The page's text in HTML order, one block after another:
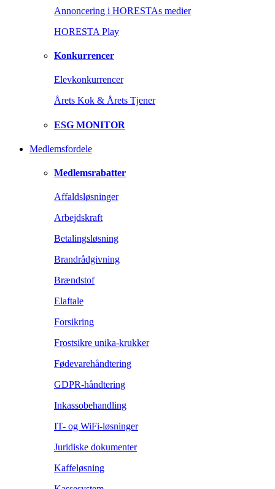
Annoncering i HORESTAs medier
HORESTA Play
Konkurrencer
Elevkonkurrencer
Årets Kok & Årets Tjener
ESG MONITOR
Medlemsfordele
Medlemsrabatter
Affaldsløsninger
Arbejdskraft
Betalingsløsning
Brandrådgivning
Brændstof
Elaftale
Forsikring
Frostsikre unika-krukker
Fødevarehåndtering
GDPR-håndtering
Inkassobehandling
IT- og WiFi-løsninger
Juridiske dokumenter
Kaffeløsning